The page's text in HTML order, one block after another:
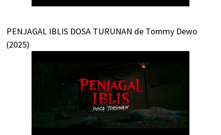
PENJAGAL IBLIS DOSA TURUNAN de Tommy Dewo
(2025)